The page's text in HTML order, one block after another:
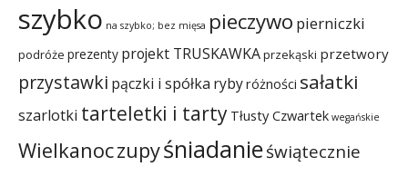
szybko na szybko; bez mięsa pieczywo pierniczki
podróże prezenty projekt TRUSKAWKAprzekąski przetwory
przystawki pączki i spółka rybyróżności sałatki
szarlotki tarteletki i tarty Tłusty Czwartek wegańskie
Wielkanoczupyśniadanieświątecznie